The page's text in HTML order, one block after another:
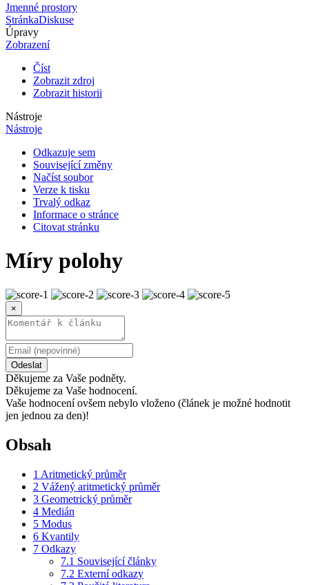
Jmenné prostory
StránkaDiskuse
Úpravy
Zobrazení
Číst
Zobrazit zdroj
Zobrazit historii
Nástroje
Nástroje
Odkazuje sem
Související změny
Načíst soubor
Verze k tisku
Trvalý odkaz
Informace o stránce
Citovat stránku
Míry polohy
×
Odeslat
Děkujeme za Vaše podněty.
Děkujeme za Vaše hodnocení.
Vaše hodnocení ovšem nebylo vloženo (článek je možné hodnotit
jen jednou za den)!
Obsah
1 Aritmetický průměr
2 Vážený aritmetický průměr
3 Geometrický průměr
4 Medián
5 Modus
6 Kvantily
7 Odkazy
7.1 Související články
7.2 Externí odkazy